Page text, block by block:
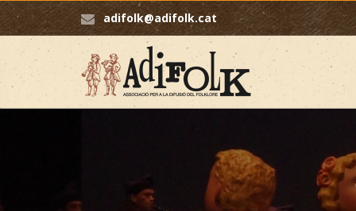
adifolk@adifolk.cat